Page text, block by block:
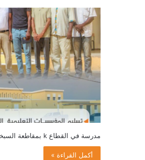
مدرسة في القطاع k بمقاطعة السبخة
أكمل القراءة »